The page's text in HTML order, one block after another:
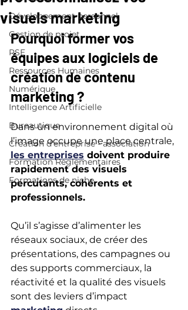
Développement personnel
Gestion de projet
RSE
Ressources Humaines
Numérique
Intelligence Artificielle
Bureautique
Création d'entreprise - association
Formation Réglementaires
Formations de niche
visuels marketing
Pourquoi former vos
équipes aux logiciels de
création de contenu
marketing ?
Dans un environnement digital où
l’image occupe une place centrale,
les entreprises doivent produire
rapidement des visuels
percutants, cohérents et
professionnels.
Qu’il s’agisse d’alimenter les
réseaux sociaux, de créer des
présentations, des campagnes ou
des supports commerciaux, la
réactivité et la qualité des visuels
sont des leviers d’impact